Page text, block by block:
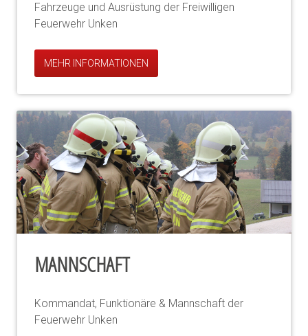
Fahrzeuge und Ausrüstung der Freiwilligen
Feuerwehr Unken
MEHR INFORMATIONEN
MANNSCHAFT
Kommandat, Funktionäre & Mannschaft der
Feuerwehr Unken